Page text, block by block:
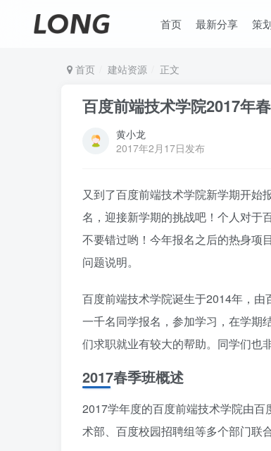
首页 最新分享 策
首页 建站资源 正文
百度前端技术学院2017年
黄小龙
2017年2月17日发布
又到了百度前端技术学院新学期开始
名，迎接新学期的挑战吧！个人对于
不要错过哟！今年报名之后的热身项
问题说明。
百度前端技术学院诞生于2014年，
一千名同学报名，参加学习，在学期
们求职就业有较大的帮助。同学们也
2017春季班概述
2017学年度的百度前端技术学院由
术部、百度校园招聘组等多个部门联合